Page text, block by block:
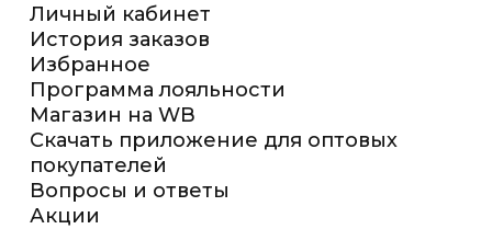
Личный кабинет
История заказов
Избранное
Программа лояльности
Магазин на WB
Скачать приложение для оптовых
покупателей
Вопросы и ответы
Акции